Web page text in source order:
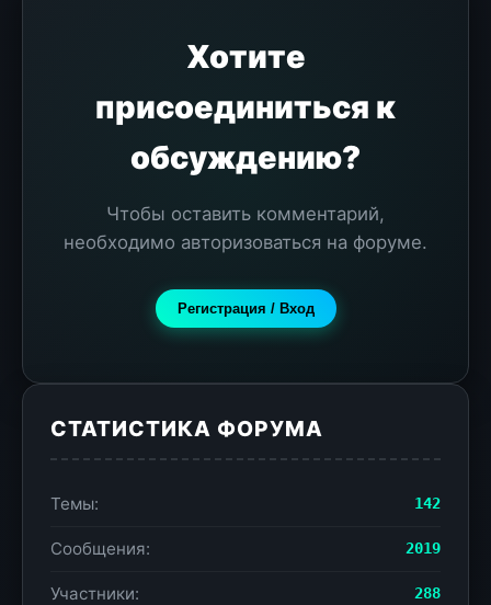
Хотите
присоединиться к
обсуждению?
Чтобы оставить комментарий,
необходимо авторизоваться на форуме.
Регистрация / Вход
СТАТИСТИКА ФОРУМА
Темы: 142
Сообщения: 2019
Участники: 288